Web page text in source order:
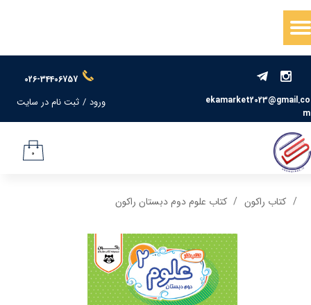
026-34406757
ekamarket2023@gmail.co
m
ورود / ثبت نام در سایت
حساب کاربری من
سفارشات
خروج از حساب کاربری
۰
کتاب راکون کتاب علوم دوم دبستان راکون